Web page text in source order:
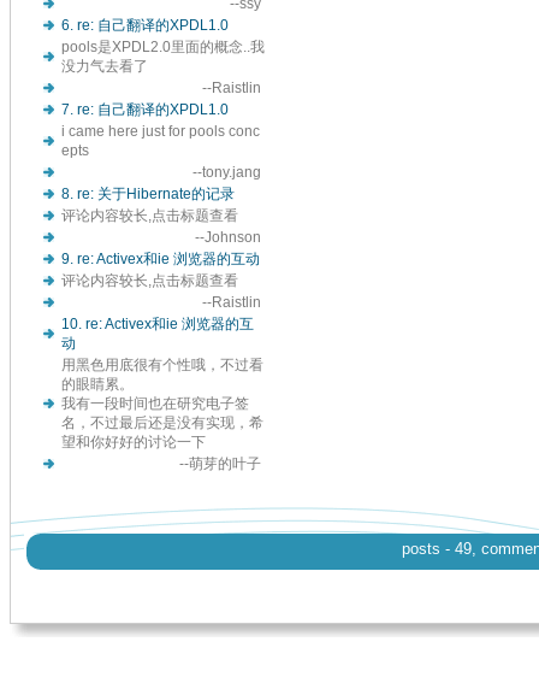
--ssy
6. re: 自己翻译的XPDL1.0
pools是XPDL2.0里面的概念..我
没力气去看了
--Raistlin
7. re: 自己翻译的XPDL1.0
i came here just for pools conc
epts
--tony.jang
8. re: 关于Hibernate的记录
评论内容较长,点击标题查看
--Johnson
9. re: Activex和ie 浏览器的互动
评论内容较长,点击标题查看
--Raistlin
10. re: Activex和ie 浏览器的互
动
用黑色用底很有个性哦，不过看
的眼睛累。
我有一段时间也在研究电子签
名，不过最后还是没有实现，希
望和你好好的讨论一下
--萌芽的叶子
posts - 49,